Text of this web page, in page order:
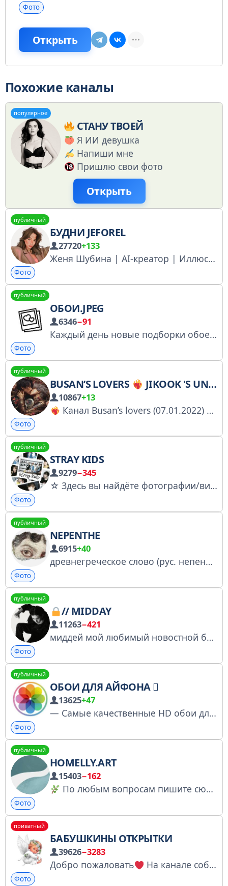
Фото
Открыть
Похожие каналы
популярное
СТАНУ ТВОЕЙ
Я ИИ девушка
Напиши мне
Пришлю свои фото
Открыть
публичный
БУДНИ JEFOREL
27720+133
Женя Шубина | AI-креатор | Иллюстратор • Работаю с нейросетями и показываю, как зарабатывать на генерациях с 0 • Создатель курса по нейросетям «AI Ренессанс»
Фото
публичный
ОБОИ.JPEG
6346−91
Каждый день новые подборки обоев для телефонов и ПК. По вопросам — @SJupset Реклама через биржу — telega.in/c/jpegphone
Фото
публичный
BUSAN’S LOVERS JIKOOK 'S UNIVERSE
10867+13
Канал Busan’s lovers (07.01.2022) посвящён любви:
Фото
публичный
STRAY KIDS
9279−345
☆ Здесь вы найдёте фотографии/видео/эдиты/обои на любой вкус и цвет по одной из самых величайших K-pop групп. ★ #XBEQH Купить рекламу - @rgrekl Посмотреть другие каналы - @redheadgroup
Фото
публичный
NEPENTHE
6915+40
древнегреческое слово (рус. непенф) определяется как лекарство от печали. реклама: https://t.me/+e0PdHeOoL1llZTcy #nepenthe_spirituality #nepenthe_studies #nepenthe_mythology #nepenthe_unistories #nepenthe_books
Фото
публичный
// MIDDAY
11263−421
миддей мой любимый новостной бот для связи с нами: @neoatiny_bot анонимка: t.me/anonaskbot?start=dtr86talapm2h !вп и рекламу не делаем!
Фото
публичный
ОБОИ ДЛЯ АЙФОНА 
13625+47
— Самые качественные HD обои для вашего iPhone. На данном канале представлены стоковые обои устройств и систем Apple. — Больше обоев - https://t.me/wallpaper_devyshki Прайс рекламы: @scarlet_information
Фото
публичный
HOMELLY.ART
15403−162
По любым вопросам пишите сюда
Фото
приватный
БАБУШКИНЫ ОТКРЫТКИ
39626−3283
Добро пожаловать На канале собрана коллекция самых уютных и душевных открыток для Вас! По всем вопросам - @ksvolkova57 Менеджер - @Diggsale Ссылка для друзей - https://t.me/+7viTEgUC69gxZDJi
Фото